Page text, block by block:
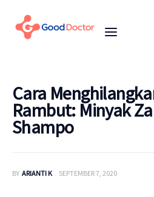
Untuk Bisnis
Cara
Rambut: Minyak
Shampo
BY ARIANTI K SEPTEMBER 7, 2020